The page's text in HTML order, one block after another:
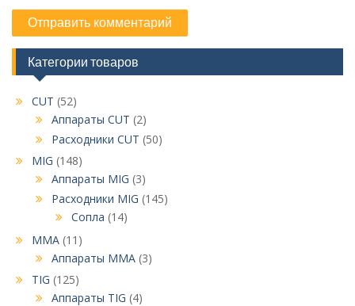
Категории товаров
CUT (52)
Аппараты CUT (2)
Расходники CUT (50)
MIG (148)
Аппараты MIG (3)
Расходники MIG (145)
Сопла (14)
MMA (11)
Аппараты MMA (3)
TIG (125)
Аппараты TIG (4)